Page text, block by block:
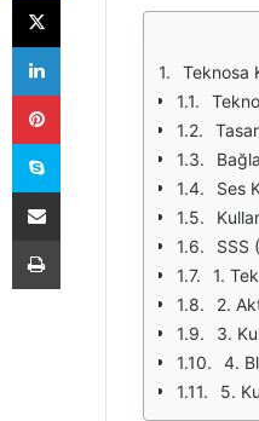
Teknosa
Ses
SSS
1.
2.
3.
4.
5.
LinkedIn
Pinterest
Skype
E-Posta ile paylaş